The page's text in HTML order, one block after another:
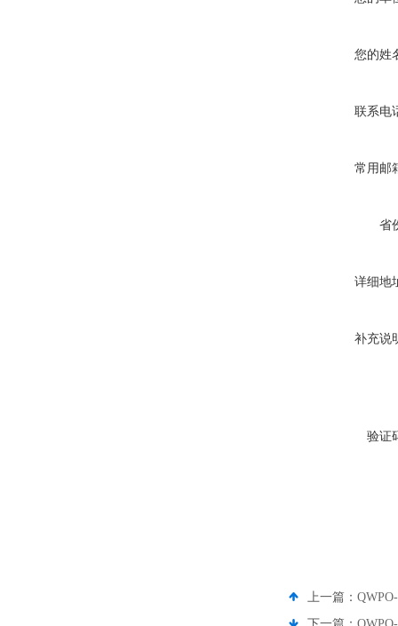
您的姓
联系电
常用邮
省
详细地
补充说
验证
上一篇：